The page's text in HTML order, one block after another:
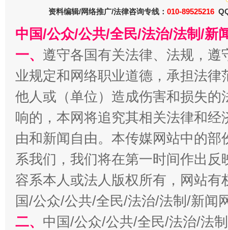
揭开“小金库”的免责幌子
资料编辑/网络推广/法律咨询专线： 010-89525216
中国/公众/公共/全民/法治/法制/新
一、 遵守各国有关法律、法规，
业规定和网络职业道德，承担法
他人或（单位）造成伤害和损失
响的，本网将追究其相关法律和
由和新闻自由。本传媒网站中的
系我们，我们将在第一时间作出
容系本人或法人版权所有，网站
国/公众/公共/全民/法治/法制/新闻
二、 中国/公众/公共/全民/法治/法